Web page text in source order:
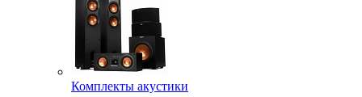
Комплекты акустики